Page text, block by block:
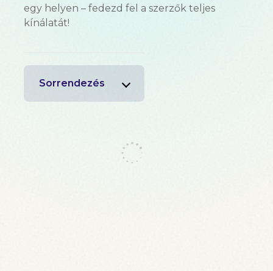
egy helyen – fedezd fel a szerzők teljes
kínálatát!
Sorrendezés